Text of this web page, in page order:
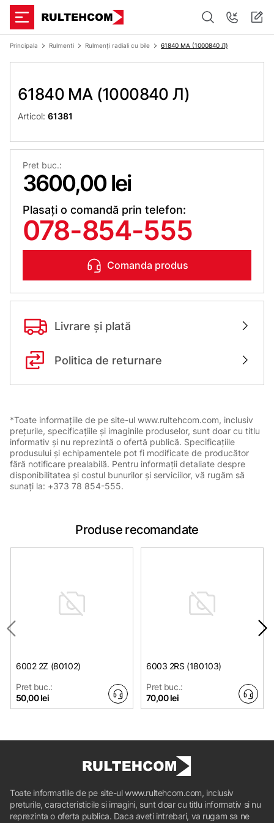
Principala Rulmenti Rulmenți radiali cu bile 61840 MA (1000840 Л)
61840 MA (1000840 Л)
Articol: 61381
Pret buc.:
3600,00 lei
Plasați o comandă prin telefon:
078-854-555
Comanda produs
Livrare și plată
Politica de returnare
*Toate informațiile de pe site-ul www.rultehcom.com, inclusiv
prețurile, specificațiile și imaginile produselor, sunt doar cu titlu
informativ și nu reprezintă o ofertă publică. Specificațiile
produsului și echipamentele pot fi modificate de producător
fără notificare prealabilă. Pentru informații detaliate despre
disponibilitatea și costul bunurilor și serviciilor, vă rugăm să
sunați la: +373 78 854-555.
Produse recomandate
6002 2Z (80102)
Pret buc.:
50,00 lei
6003 2RS (180103)
Pret buc.:
70,00 lei
Toate informatiile de pe site-ul www.rultehcom.com, inclusiv
preturile, caracteristicile si imagini, sunt doar cu titlu informativ si nu
reprezinta o oferta publica. Daca aveti intrebari, va rugam sa ne